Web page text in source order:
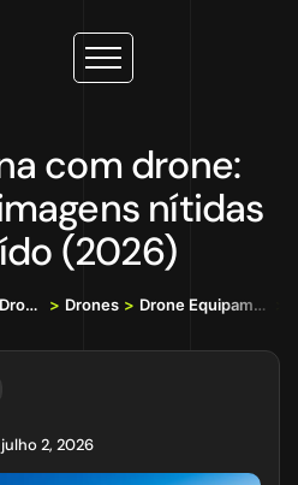
com drone:
nítidas
(2026)
Blog sobre Drones, IA e Tecnologia da Informação > Drones > Drone Equipamentos
julho 2, 2026